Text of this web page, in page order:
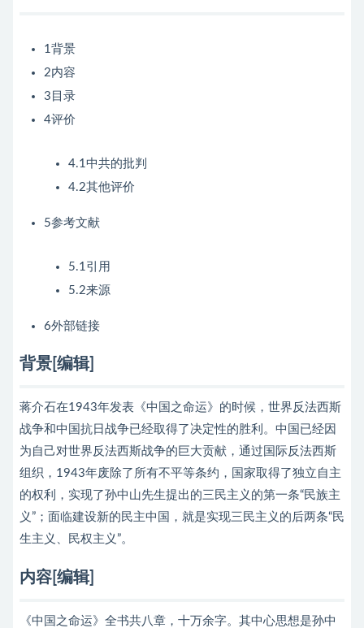
1背景
2内容
3目录
4评价
4.1中共的批判
4.2其他评价
5参考文献
5.1引用
5.2来源
6外部链接
背景[编辑]
蒋介石在1943年发表《中国之命运》的时候，世界反法西斯
战争和中国抗日战争已经取得了决定性的胜利。中国已经因
为自己对世界反法西斯战争的巨大贡献，通过国际反法西斯
组织，1943年废除了所有不平等条约，国家取得了独立自主
的权利，实现了孙中山先生提出的三民主义的第一条“民族主
义”；面临建设新的民主中国，就是实现三民主义的后两条“民
生主义、民权主义”。
内容[编辑]
《中国之命运》全书共八章，十万余字。其中心思想是孙中